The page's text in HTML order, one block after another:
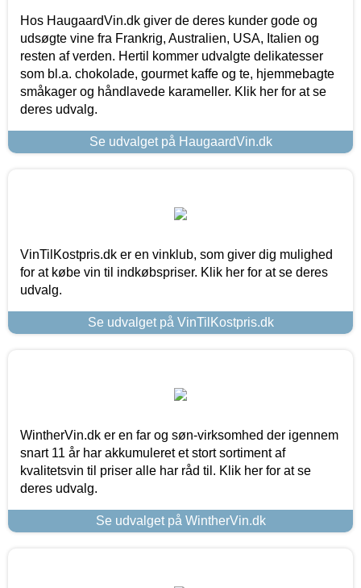
Hos HaugaardVin.dk giver de deres kunder gode og
udsøgte vine fra Frankrig, Australien, USA, Italien og
resten af verden. Hertil kommer udvalgte delikatesser
som bl.a. chokolade, gourmet kaffe og te, hjemmebagte
småkager og håndlavede karameller. Klik her for at se
deres udvalg.
Se udvalget på HaugaardVin.dk
VinTilKostpris.dk er en vinklub, som giver dig mulighed
for at købe vin til indkøbspriser. Klik her for at se deres
udvalg.
Se udvalget på VinTilKostpris.dk
WintherVin.dk er en far og søn-virksomhed der igennem
snart 11 år har akkumuleret et stort sortiment af
kvalitetsvin til priser alle har råd til. Klik her for at se
deres udvalg.
Se udvalget på WintherVin.dk